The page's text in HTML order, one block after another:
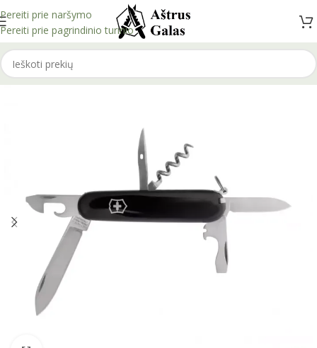
Pereiti prie naršymo
Pereiti prie pagrindinio turinio